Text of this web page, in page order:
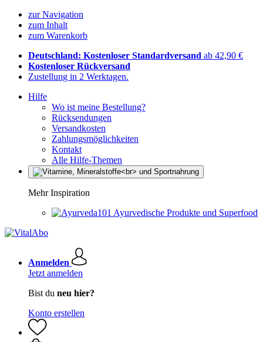
zur Navigation
zum Inhalt
zum Warenkorb
Deutschland: Kostenloser Standardversand ab 42,90 €
Kostenloser Rückversand
Zustellung in 2 Werktagen.
Hilfe
Wo ist meine Bestellung?
Rücksendungen
Versandkosten
Zahlungsmöglichkeiten
Kontakt
Alle Hilfe-Themen
Mehr Inspiration
Ayurvedische Produkte und Superfood
Anmelden
Jetzt anmelden
Bist du neu hier?
Konto erstellen